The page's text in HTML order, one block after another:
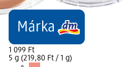
1 099 Ft
5 g (219,80 Ft / 1 g)